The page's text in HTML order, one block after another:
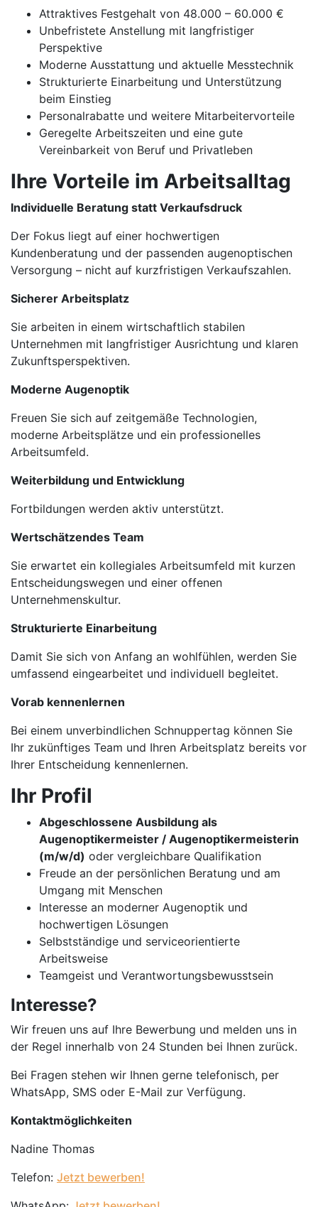
Attraktives Festgehalt von 48.000 – 60.000 €
Unbefristete Anstellung mit langfristiger
Perspektive
Moderne Ausstattung und aktuelle Messtechnik
Strukturierte Einarbeitung und Unterstützung
beim Einstieg
Personalrabatte und weitere Mitarbeitervorteile
Geregelte Arbeitszeiten und eine gute
Vereinbarkeit von Beruf und Privatleben
Ihre Vorteile im Arbeitsalltag
Individuelle Beratung statt Verkaufsdruck
Der Fokus liegt auf einer hochwertigen
Kundenberatung und der passenden augenoptischen
Versorgung – nicht auf kurzfristigen Verkaufszahlen.
Sicherer Arbeitsplatz
Sie arbeiten in einem wirtschaftlich stabilen
Unternehmen mit langfristiger Ausrichtung und klaren
Zukunftsperspektiven.
Moderne Augenoptik
Freuen Sie sich auf zeitgemäße Technologien,
moderne Arbeitsplätze und ein professionelles
Arbeitsumfeld.
Weiterbildung und Entwicklung
Fortbildungen werden aktiv unterstützt.
Wertschätzendes Team
Sie erwartet ein kollegiales Arbeitsumfeld mit kurzen
Entscheidungswegen und einer offenen
Unternehmenskultur.
Strukturierte Einarbeitung
Damit Sie sich von Anfang an wohlfühlen, werden Sie
umfassend eingearbeitet und individuell begleitet.
Vorab kennenlernen
Bei einem unverbindlichen Schnuppertag können Sie
Ihr zukünftiges Team und Ihren Arbeitsplatz bereits vor
Ihrer Entscheidung kennenlernen.
Ihr Profil
Abgeschlossene Ausbildung als
Augenoptikermeister / Augenoptikermeisterin
(m/w/d) oder vergleichbare Qualifikation
Freude an der persönlichen Beratung und am
Umgang mit Menschen
Interesse an moderner Augenoptik und
hochwertigen Lösungen
Selbstständige und serviceorientierte
Arbeitsweise
Teamgeist und Verantwortungsbewusstsein
Interesse?
Wir freuen uns auf Ihre Bewerbung und melden uns in
der Regel innerhalb von 24 Stunden bei Ihnen zurück.
Bei Fragen stehen wir Ihnen gerne telefonisch, per
WhatsApp, SMS oder E-Mail zur Verfügung.
Kontaktmöglichkeiten
Nadine Thomas
Telefon: Jetzt bewerben!